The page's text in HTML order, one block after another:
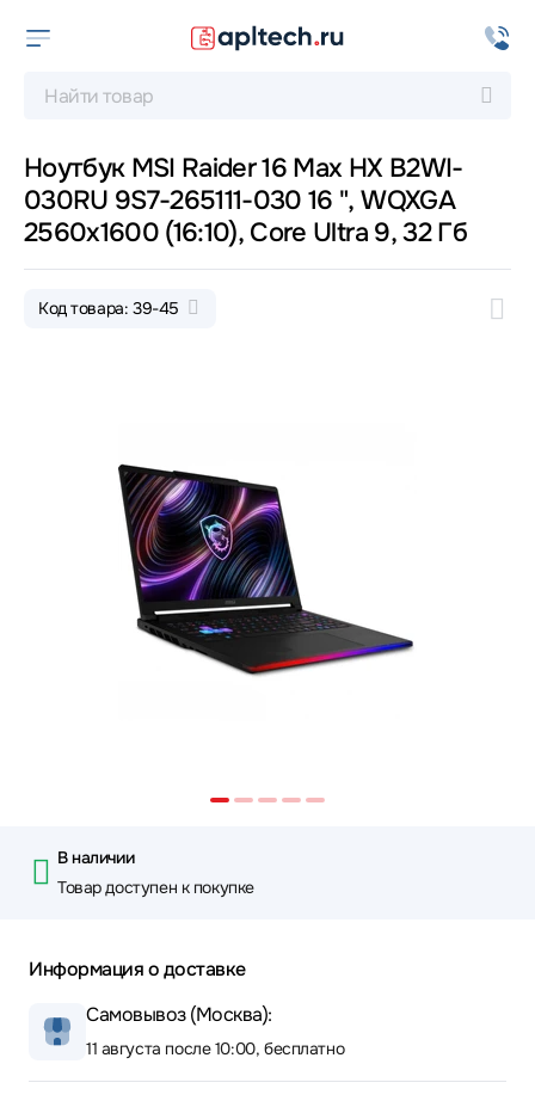
Ноутбук MSI Raider 16 Max HX B2WI-
030RU 9S7-265111-030 16 ", WQXGA
2560x1600 (16:10), Core Ultra 9, 32 Гб
Код товара: 39-45
В наличии
Товар доступен к покупке
Информация о доставке
Самовывоз (Москва):
11 августа после 10:00, бесплатно